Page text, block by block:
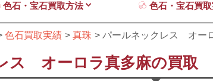
色石・宝石買取方法 色石・宝石買
色石買取実績 真珠 パールネックレス オー
ス オーロラ真多麻の買取